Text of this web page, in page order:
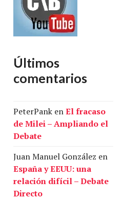
Últimos
comentarios
PeterPank enEl fracaso
de Milei – Ampliando el
Debate
Juan Manuel González en
España y EEUU: una
relación difícil – Debate
Directo